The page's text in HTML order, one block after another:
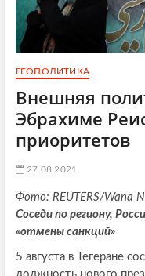
ГЕОПОЛИТИКА
Внешняя
Эбрахиме
приоритетов
27.08.2021
Фото: REUTERS/Wana
Соседи по региону,
«отмены санкций»
5 августа в Тегеране